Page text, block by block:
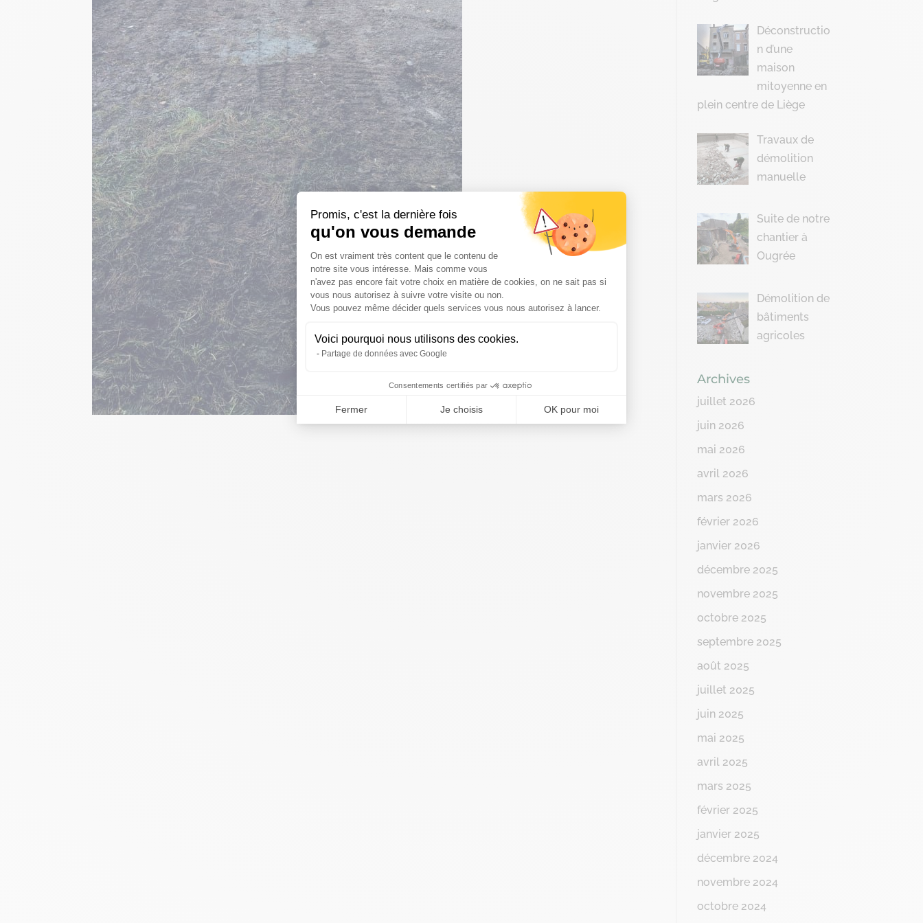
Promis, c'est la dernière fois
qu'on vous demande
Plateforme de Gestion du Consentement : Personnalisez vos Options
On est vraiment très content que le contenu de
notre site vous intéresse. Mais comme vous
n'avez pas encore fait votre choix en matière de cookies, on ne sait pas si
vous nous autorisez à suivre votre visite ou non.
Vous pouvez même décider quels services vous nous autorisez à lancer.
Voici pourquoi nous utilisons des cookies.
Partage de données avec Google
Consentements certifiés par
Fermer Je choisis OK pour moi
Axeptio consent
Déconstructio
n d’une
maison
mitoyenne en
plein centre de Liège
Travaux de
démolition
manuelle
Suite de notre
chantier à
Ougrée
Démolition de
bâtiments
agricoles
Archives
juillet 2026
juin 2026
mai 2026
avril 2026
mars 2026
février 2026
janvier 2026
décembre 2025
novembre 2025
octobre 2025
septembre 2025
août 2025
juillet 2025
juin 2025
mai 2025
avril 2025
mars 2025
février 2025
janvier 2025
décembre 2024
novembre 2024
octobre 2024